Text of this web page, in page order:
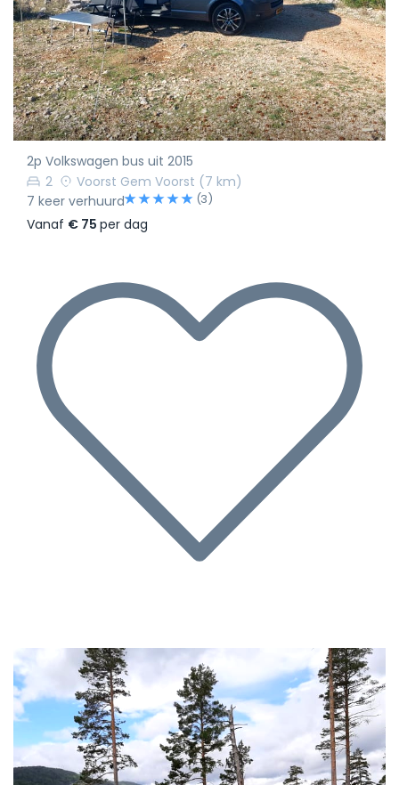
2p Volkswagen bus uit 2015
2
Voorst Gem Voorst (7 km)
7 keer verhuurd
(3)
Vanaf € 75 per dag